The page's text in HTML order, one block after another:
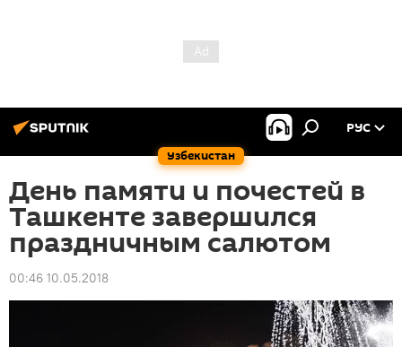
Узбекистан
РУС
День памяти и почестей в
Ташкенте завершился
праздничным салютом
00:46 10.05.2018